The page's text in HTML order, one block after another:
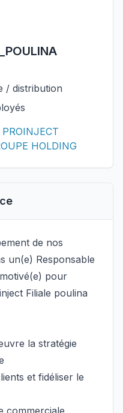
/ distribution
HOLDING
de nos
un(e) Responsable
pour
Filiale poulina
la stratégie
et fidéliser le
commerciale